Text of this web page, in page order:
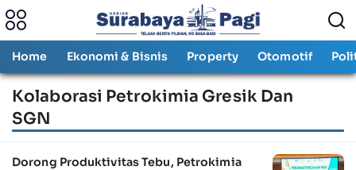
Home Ekonomi & Bisnis Property Otomotif
Kolaborasi Petrokimia Gresik Dan
SGN
Dorong Produktivitas Tebu, Petrokimia